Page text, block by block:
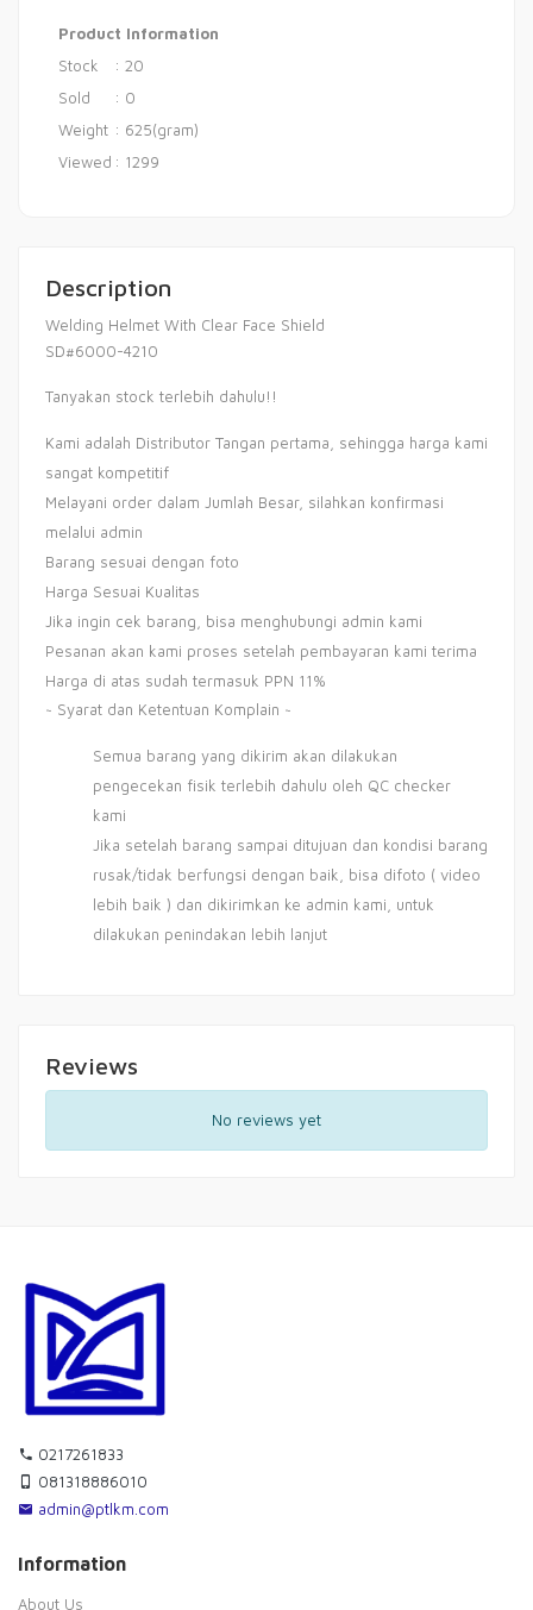
Product Information
Stock
: 20
Sold
: 0
Weight : 625(gram)
Viewed : 1299
Description
Welding Helmet With Clear Face Shield
SD#6000-4210
Tanyakan stock terlebih dahulu!!
Kami adalah Distributor Tangan pertama, sehingga harga kami
sangat kompetitif
Melayani order dalam Jumlah Besar, silahkan konfirmasi
melalui admin
Barang sesuai dengan foto
Harga Sesuai Kualitas
Jika ingin cek barang, bisa menghubungi admin kami
Pesanan akan kami proses setelah pembayaran kami terima
Harga di atas sudah termasuk PPN 11%
~ Syarat dan Ketentuan Komplain ~
Semua barang yang dikirim akan dilakukan
pengecekan fisik terlebih dahulu oleh QC checker
kami
Jika setelah barang sampai ditujuan dan kondisi barang
rusak/tidak berfungsi dengan baik, bisa difoto ( video
lebih baik ) dan dikirimkan ke admin kami, untuk
dilakukan penindakan lebih lanjut
Reviews
No reviews yet
0217261833
081318886010
admin@ptlkm.com
Information
About Us